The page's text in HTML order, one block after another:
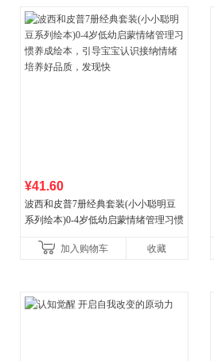
¥41.60
波西和皮普7册经典套装(小小聪明豆
系列绘本)0-4岁低幼启蒙情绪管理习惯
养好品质，发现快
加入购物车 收藏